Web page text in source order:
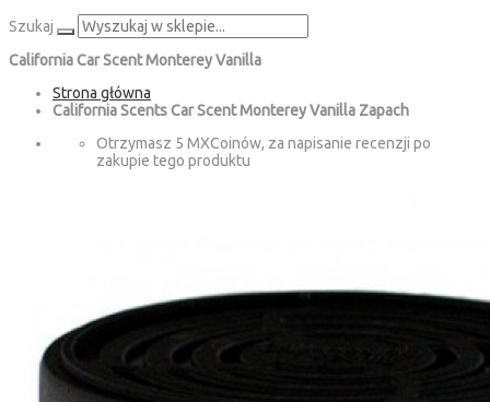
Szukaj
California Car Scent Monterey Vanilla
Strona główna
California Scents Car Scent Monterey Vanilla Zapach
Otrzymasz 5 MXCoinów, za napisanie recenzji po
zakupie tego produktu